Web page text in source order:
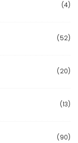
(4)
(52)
(20)
(13)
(90)